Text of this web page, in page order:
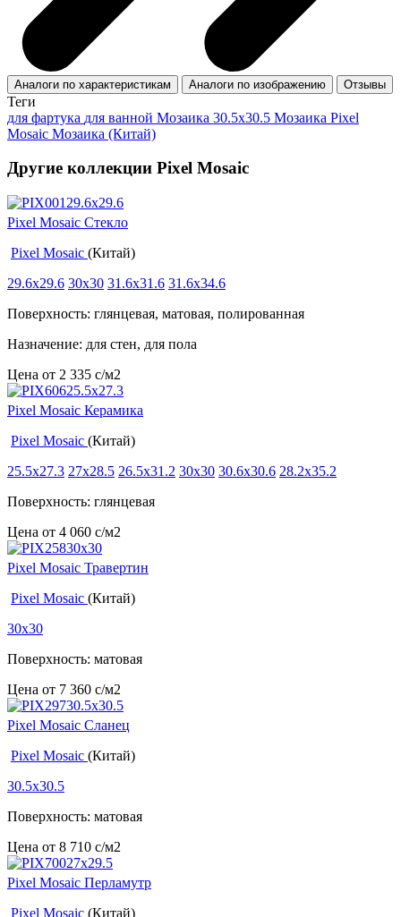
Аналоги по характеристикам Аналоги по изображению Отзывы
Теги
для фартука для ванной Мозаика 30.5x30.5 Мозаика Pixel
Mosaic Мозаика (Китай)
Другие коллекции Pixel Mosaic
Pixel Mosaic Стекло
Pixel Mosaic (Китай)
29.6x29.6 30x30 31.6x31.6 31.6x34.6
Поверхность: глянцевая, матовая, полированная
Назначение: для стен, для пола
Цена от 2 335 c/м2
Pixel Mosaic Керамика
Pixel Mosaic (Китай)
25.5x27.3 27x28.5 26.5x31.2 30x30 30.6x30.6 28.2x35.2
Поверхность: глянцевая
Цена от 4 060 c/м2
Pixel Mosaic Травертин
Pixel Mosaic (Китай)
30x30
Поверхность: матовая
Цена от 7 360 c/м2
Pixel Mosaic Сланец
Pixel Mosaic (Китай)
30.5x30.5
Поверхность: матовая
Цена от 8 710 c/м2
Pixel Mosaic Перламутр
Pixel Mosaic (Китай)